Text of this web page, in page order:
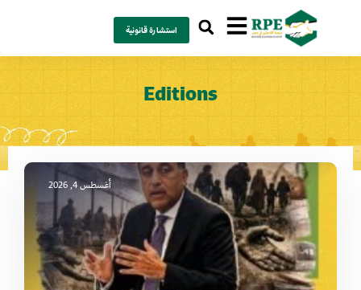
استشارة قانونية
Editions
أغسطس 4, 2026